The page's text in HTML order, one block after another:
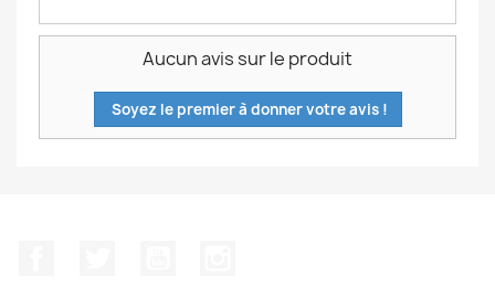
Aucun avis sur le produit
Soyez le premier à donner votre avis !